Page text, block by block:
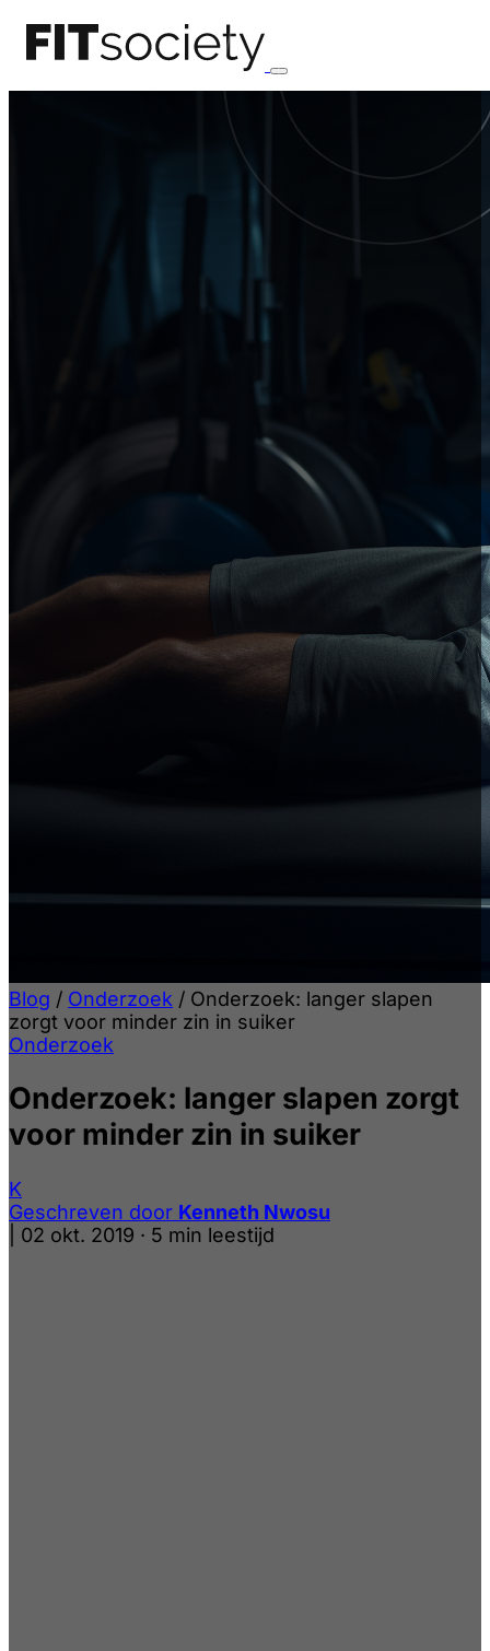
Blog / Onderzoek / Onderzoek: langer slapen
zorgt voor minder zin in suiker
Onderzoek
Onderzoek: langer slapen zorgt
voor minder zin in suiker
K
Geschreven door Kenneth Nwosu
02 okt. 2019 · 5 min leestijd